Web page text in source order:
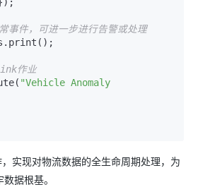
件，可进一步进行告警或处理
作业
"Vehicle Anomaly
实现对物流数据的全生命周期处理，为
据根基。